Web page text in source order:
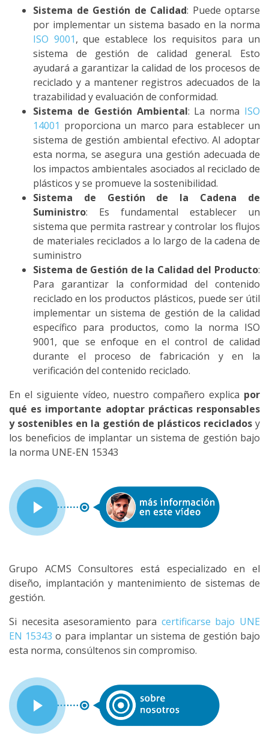
Sistema de Gestión de Calidad: Puede optarse
por implementar un sistema basado en la norma
ISO 9001, que establece los requisitos para un
sistema de gestión de calidad general. Esto
ayudará a garantizar la calidad de los procesos de
reciclado y a mantener registros adecuados de la
trazabilidad y evaluación de conformidad.
Sistema de Gestión Ambiental: La norma ISO
14001 proporciona un marco para establecer un
sistema de gestión ambiental efectivo. Al adoptar
esta norma, se asegura una gestión adecuada de
los impactos ambientales asociados al reciclado de
plásticos y se promueve la sostenibilidad.
Sistema de Gestión de la Cadena de
Suministro: Es fundamental establecer un
sistema que permita rastrear y controlar los flujos
de materiales reciclados a lo largo de la cadena de
suministro
Sistema de Gestión de la Calidad del Producto:
Para garantizar la conformidad del contenido
reciclado en los productos plásticos, puede ser útil
implementar un sistema de gestión de la calidad
específico para productos, como la norma ISO
9001, que se enfoque en el control de calidad
durante el proceso de fabricación y en la
verificación del contenido reciclado.
En el siguiente vídeo, nuestro compañero explica por
qué es importante adoptar prácticas responsables
y sostenibles en la gestión de plásticos reciclados y
los beneficios de implantar un sistema de gestión bajo
la norma UNE-EN 15343
Grupo ACMS Consultores está especializado en el
diseño, implantación y mantenimiento de sistemas de
gestión.
Si necesita asesoramiento para certificarse bajo UNE
EN 15343 o para implantar un sistema de gestión bajo
esta norma, consúltenos sin compromiso.